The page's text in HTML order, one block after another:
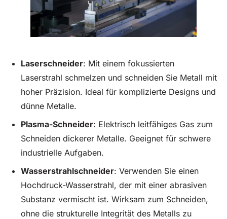
Laserschneider: Mit einem fokussierten
Laserstrahl schmelzen und schneiden Sie Metall mit
hoher Präzision. Ideal für komplizierte Designs und
dünne Metalle.
Plasma-Schneider: Elektrisch leitfähiges Gas zum
Schneiden dickerer Metalle. Geeignet für schwere
industrielle Aufgaben.
Wasserstrahlschneider: Verwenden Sie einen
Hochdruck-Wasserstrahl, der mit einer abrasiven
Substanz vermischt ist. Wirksam zum Schneiden,
ohne die strukturelle Integrität des Metalls zu